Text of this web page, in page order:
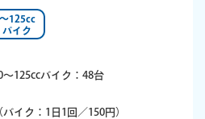
〜125cc
バイク
～125ccバイク：48台
バイク：1日1回／150円）